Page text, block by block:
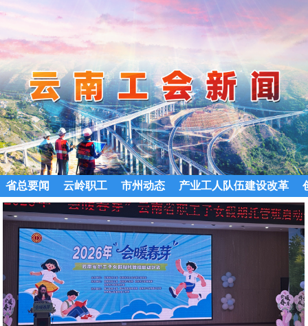
省总要闻 云岭职工 市州动态 产业工人队伍建设改革